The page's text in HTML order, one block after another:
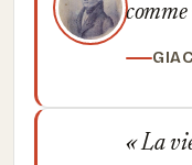
La